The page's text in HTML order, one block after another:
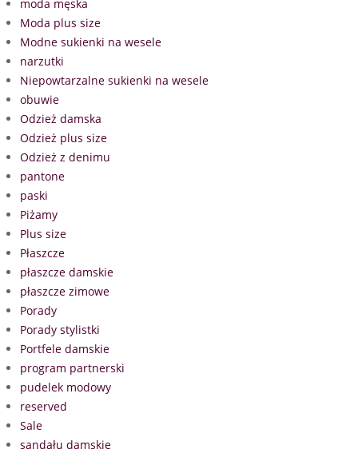
moda męska
Moda plus size
Modne sukienki na wesele
narzutki
Niepowtarzalne sukienki na wesele
obuwie
Odzież damska
Odzież plus size
Odzież z denimu
pantone
paski
Piżamy
Plus size
Płaszcze
płaszcze damskie
płaszcze zimowe
Porady
Porady stylistki
Portfele damskie
program partnerski
pudelek modowy
reserved
Sale
sandału damskie